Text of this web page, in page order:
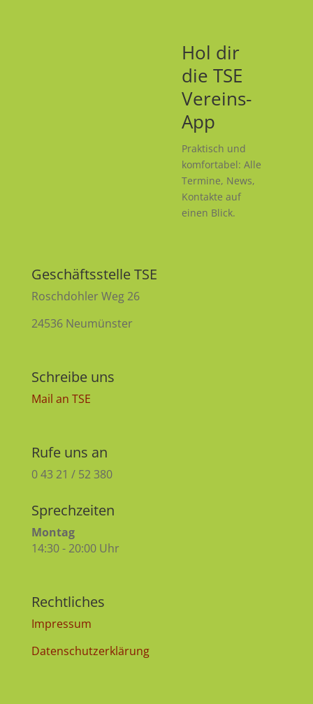
Hol dir
die TSE
Vereins-
App
Praktisch und
komfortabel: Alle
Termine, News,
Kontakte auf
einen Blick.
Geschäftsstelle TSE
Roschdohler Weg 26
24536 Neumünster
Schreibe uns
Mail an TSE
Rufe uns an
0 43 21 / 52 380
Sprechzeiten
Montag
14:30 - 20:00 Uhr
Rechtliches
Impressum
Datenschutzerklärung